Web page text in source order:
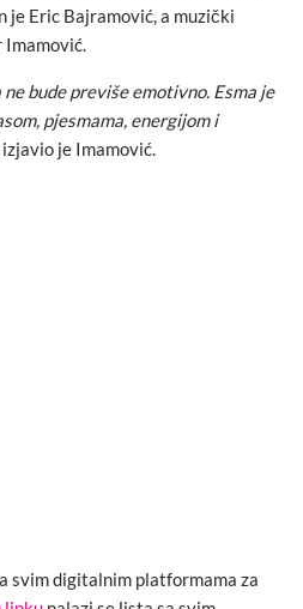
je Eric Bajramović, a muzički
Imamović.
ne bude previše emotivno. Esma je
pjesmama, energijom i
izjavio je Imamović.
svim digitalnim platformama za